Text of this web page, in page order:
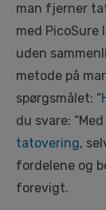
man fjerner
med
uden
metode på
spørgsmålet: “
du svare:
tatovering,
fordelene og
forevigt.